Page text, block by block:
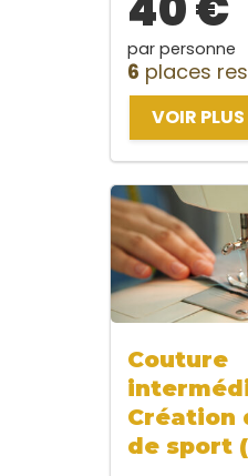
par personne
6 places
VOIR PLUS
Couture
Création
de sport